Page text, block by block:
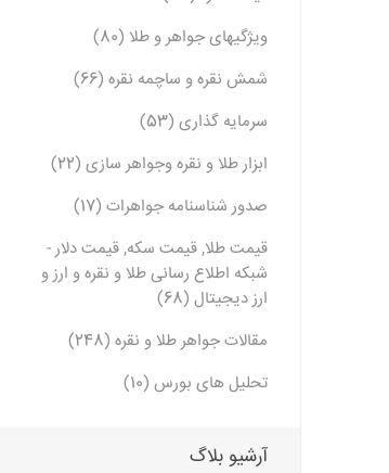
ویژگیهای جواهر و طلا (80)
شمش نقره و ساچمه نقره (66)
سرمایه گذاری (53)
ابزار طلا و نقره وجواهر سازی (22)
صدور شناسنامه جواهرات (17)
قیمت طلا, قیمت سکه, قیمت دلار -
شبکه اطلاع رسانی طلا و نقره و ارز و
ارز دیجیتال (68)
مقالات جواهر طلا و نقره (248)
تحلیل های بورس (10)
آرشیو بلاگ